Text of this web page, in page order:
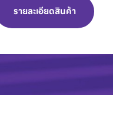
รายละเอียดสินค้า